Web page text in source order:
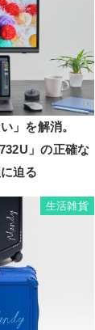
」を解消。
」の正確な
迫る
生活雑貨